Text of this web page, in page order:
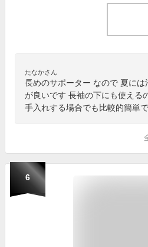
たなかさん
長めのサポーター なので 夏に
が良いです 長袖の下にも使える
手入れする場合でも比較的簡単で
6